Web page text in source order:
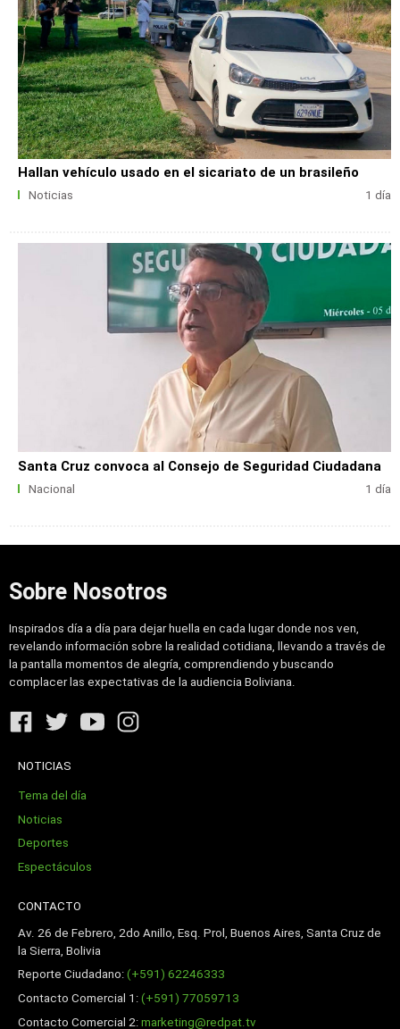
Hallan vehículo usado en el sicariato de un brasileño
Noticias 1 día
Santa Cruz convoca al Consejo de Seguridad Ciudadana
Nacional 1 día
Sobre Nosotros
Inspirados día a día para dejar huella en cada lugar donde nos ven,
revelando información sobre la realidad cotidiana, llevando a través de
la pantalla momentos de alegría, comprendiendo y buscando
complacer las expectativas de la audiencia Boliviana.
NOTICIAS
Tema del día
Noticias
Deportes
Espectáculos
CONTACTO
Av. 26 de Febrero, 2do Anillo, Esq. Prol, Buenos Aires, Santa Cruz de
la Sierra, Bolivia
Reporte Ciudadano:(+591) 62246333
Contacto Comercial 1:(+591) 77059713
Contacto Comercial 2:marketing@redpat.tv